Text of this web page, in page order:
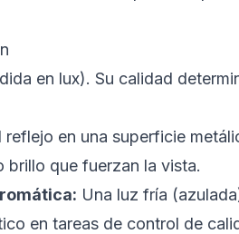
en lux). Su calidad
reflejo en una superficie
brillo que fuerzan la vista.
Una luz fría
en tareas de control de